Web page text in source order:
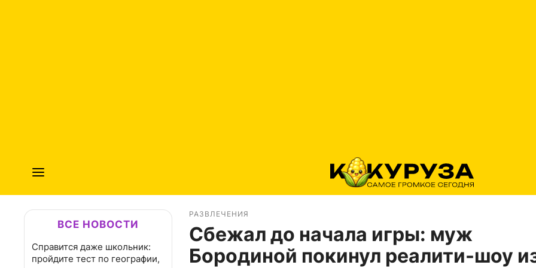
ВСЕ НОВОСТИ
Справится даже школьник:
пройдите тест по географии,
РАЗВЛЕЧЕНИЯ
Сбежал до начала игры: муж
Бородиной покинул реалити-шоу